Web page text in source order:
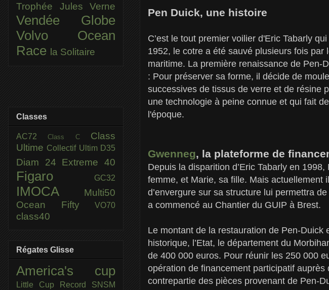
Pen Duick, une histoire
C’est le tout premier voilier d'Eric Tabarly
1952, le cotre a été sauvé plusieurs fois
maritime. La première renaissance de Pen-
: Pour préserver sa forme, il décide de
successives de tissus de verre et de résine
une technologie à peine connue et qui fait
l'époque.
Gwenneg, la plateforme de
Depuis la disparition d’Eric Tabarly en
femme, et Marie, sa fille. Mais actuellement
d’envergure sur sa structure lui permettra
a commencé au Chantier du GUIP à Brest.
Le montant de la restauration de Pen-
historique, l’Etat, le département du
de 400 000 euros. Pour réunir les 250 000
opération de financement participatif
contrepartie des pièces provenant de Pen-
Trophée Jules Verne
Vendée Globe
Volvo Ocean
Race la Solitaire
Classes
AC72Class C Class
Ultime Collectif Ultim D35
Diam 24 Extreme 40
Figaro GC32
IMOCA
Multi50
Ocean Fifty
VO70
class40
Régates Glisse
America's cup
Little Cup Record SNSM